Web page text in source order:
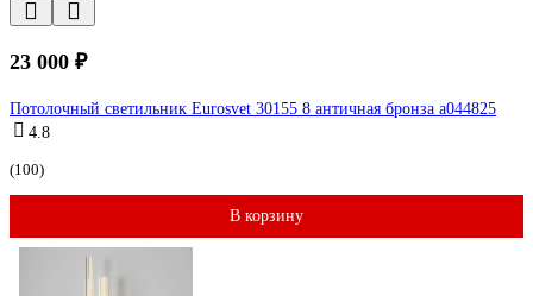
23 000 ₽
Потолочный светильник Eurosvet 30155 8 античная бронза a044825
4.8
(100)
В корзину